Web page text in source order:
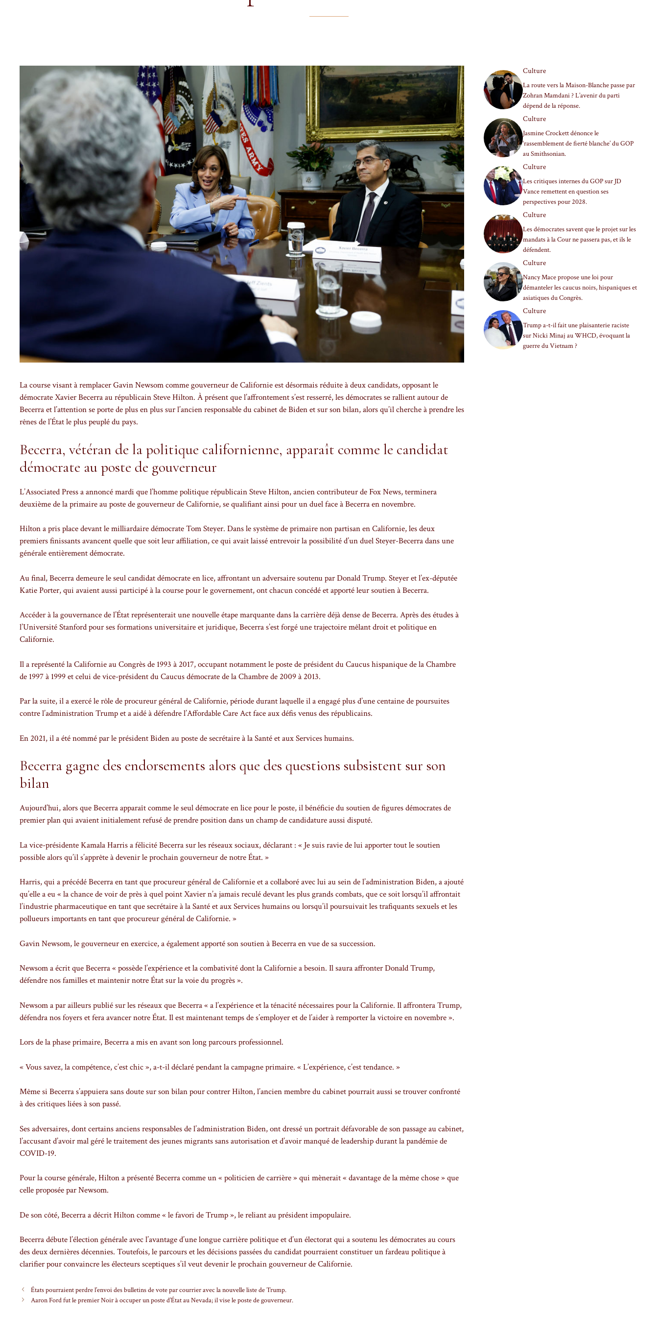
La course visant à remplacer Gavin Newsom comme gouverneur de Californie est désormais réduite à deux candidats, opposant le
démocrate Xavier Becerra au républicain Steve Hilton. À présent que l’affrontement s’est resserré, les démocrates se rallient autour de
Becerra et l’attention se porte de plus en plus sur l’ancien responsable du cabinet de Biden et sur son bilan, alors qu’il cherche à prendre les
rênes de l’État le plus peuplé du pays.
Becerra, vétéran de la politique californienne, apparaît comme le candidat
démocrate au poste de gouverneur
L’Associated Press a annoncé mardi que l’homme politique républicain Steve Hilton, ancien contributeur de Fox News, terminera
deuxième de la primaire au poste de gouverneur de Californie, se qualifiant ainsi pour un duel face à Becerra en novembre.
Hilton a pris place devant le milliardaire démocrate Tom Steyer. Dans le système de primaire non partisan en Californie, les deux
premiers finissants avancent quelle que soit leur affiliation, ce qui avait laissé entrevoir la possibilité d’un duel Steyer-Becerra dans une
générale entièrement démocrate.
Au final, Becerra demeure le seul candidat démocrate en lice, affrontant un adversaire soutenu par Donald Trump. Steyer et l’ex-députée
Katie Porter, qui avaient aussi participé à la course pour le governement, ont chacun concédé et apporté leur soutien à Becerra.
Accéder à la gouvernance de l’État représenterait une nouvelle étape marquante dans la carrière déjà dense de Becerra. Après des études à
l’Université Stanford pour ses formations universitaire et juridique, Becerra s’est forgé une trajectoire mêlant droit et politique en
Californie.
Il a représenté la Californie au Congrès de 1993 à 2017, occupant notamment le poste de président du Caucus hispanique de la Chambre
de 1997 à 1999 et celui de vice-président du Caucus démocrate de la Chambre de 2009 à 2013.
Par la suite, il a exercé le rôle de procureur général de Californie, période durant laquelle il a engagé plus d’une centaine de poursuites
contre l’administration Trump et a aidé à défendre l’Affordable Care Act face aux défis venus des républicains.
En 2021, il a été nommé par le président Biden au poste de secrétaire à la Santé et aux Services humains.
Becerra gagne des endorsements alors que des questions subsistent sur son
bilan
Aujourd’hui, alors que Becerra apparaît comme le seul démocrate en lice pour le poste, il bénéficie du soutien de figures démocrates de
premier plan qui avaient initialement refusé de prendre position dans un champ de candidature aussi disputé.
La vice-présidente Kamala Harris a félicité Becerra sur les réseaux sociaux, déclarant : « Je suis ravie de lui apporter tout le soutien
possible alors qu’il s’apprête à devenir le prochain gouverneur de notre État. »
Harris, qui a précédé Becerra en tant que procureur général de Californie et a collaboré avec lui au sein de l’administration Biden, a ajouté
qu’elle a eu « la chance de voir de près à quel point Xavier n’a jamais reculé devant les plus grands combats, que ce soit lorsqu’il affrontait
l’industrie pharmaceutique en tant que secrétaire à la Santé et aux Services humains ou lorsqu’il poursuivait les trafiquants sexuels et les
pollueurs importants en tant que procureur général de Californie. »
Gavin Newsom, le gouverneur en exercice, a également apporté son soutien à Becerra en vue de sa succession.
Newsom a écrit que Becerra « possède l’expérience et la combativité dont la Californie a besoin. Il saura affronter Donald Trump,
défendre nos familles et maintenir notre État sur la voie du progrès ».
Newsom a par ailleurs publié sur les réseaux que Becerra « a l’expérience et la ténacité nécessaires pour la Californie. Il affrontera Trump,
défendra nos foyers et fera avancer notre État. Il est maintenant temps de s’employer et de l’aider à remporter la victoire en novembre ».
Lors de la phase primaire, Becerra a mis en avant son long parcours professionnel.
« Vous savez, la compétence, c’est chic », a-t-il déclaré pendant la campagne primaire. « L’expérience, c’est tendance. »
Même si Becerra s’appuiera sans doute sur son bilan pour contrer Hilton, l’ancien membre du cabinet pourrait aussi se trouver confronté
à des critiques liées à son passé.
Ses adversaires, dont certains anciens responsables de l’administration Biden, ont dressé un portrait défavorable de son passage au cabinet,
l’accusant d’avoir mal géré le traitement des jeunes migrants sans autorisation et d’avoir manqué de leadership durant la pandémie de
COVID-19.
Pour la course générale, Hilton a présenté Becerra comme un « politicien de carrière » qui mènerait « davantage de la même chose » que
celle proposée par Newsom.
De son côté, Becerra a décrit Hilton comme « le favori de Trump », le reliant au président impopulaire.
Becerra débute l’élection générale avec l’avantage d’une longue carrière politique et d’un électorat qui a soutenu les démocrates au cours
des deux dernières décennies. Toutefois, le parcours et les décisions passées du candidat pourraient constituer un fardeau politique à
clarifier pour convaincre les électeurs sceptiques s’il veut devenir le prochain gouverneur de Californie.
États pourraient perdre l’envoi des bulletins de vote par courrier avec la nouvelle liste de Trump.
Aaron Ford fut le premier Noir à occuper un poste d’État au Nevada; il vise le poste de gouverneur.
Culture
La route vers la Maison-Blanche passe par
Zohran Mamdani ? L’avenir du parti
dépend de la réponse.
Culture
Jasmine Crockett dénonce le
‘rassemblement de fierté blanche’ du GOP
au Smithsonian.
Culture
Les critiques internes du GOP sur JD
Vance remettent en question ses
perspectives pour 2028.
Culture
Les démocrates savent que le projet sur les
mandats à la Cour ne passera pas, et ils le
défendent.
Culture
Nancy Mace propose une loi pour
démanteler les caucus noirs, hispaniques et
asiatiques du Congrès.
Culture
Trump a-t-il fait une plaisanterie raciste
sur Nicki Minaj au WHCD, évoquant la
guerre du Vietnam ?